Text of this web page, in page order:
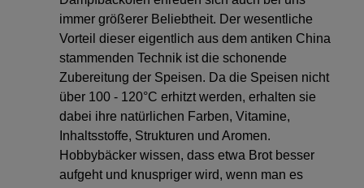
immer größerer Beliebtheit. Der wesentliche
Vorteil dieser eigentlich aus dem antiken China
stammenden Technik ist die schonende
Zubereitung der Speisen. Da die Speisen nicht
über 100 - 120°C erhitzt werden, erhalten sie
dabei ihre natürlichen Farben, Vitamine,
Inhaltsstoffe, Strukturen und Aromen.
Hobbybäcker wissen, dass etwa Brot besser
aufgeht und knuspriger wird, wenn man es